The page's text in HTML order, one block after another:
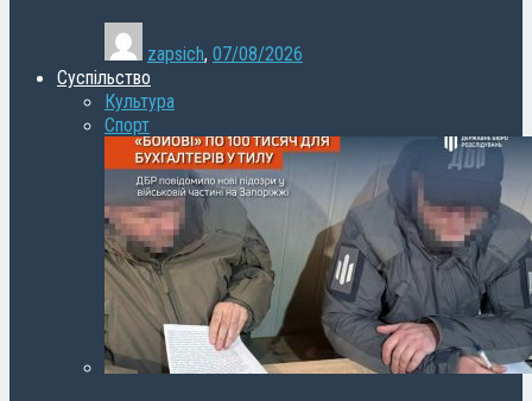
zapsich, 07/08/2026
Суспільство
Культура
Спорт